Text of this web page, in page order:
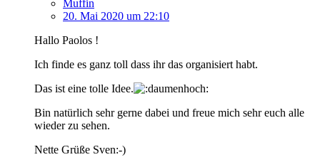
Muffin
20. Mai 2020 um 22:10
Hallo Paolos !
Ich finde es ganz toll dass ihr das organisiert habt.
Das ist eine tolle Idee.
Bin natürlich sehr gerne dabei und freue mich sehr euch alle
wieder zu sehen.
Nette Grüße Sven:-)